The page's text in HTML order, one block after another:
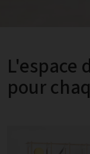
L'espace
pour